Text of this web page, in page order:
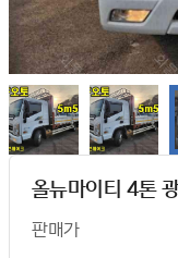
올뉴마이티 4톤
판매가